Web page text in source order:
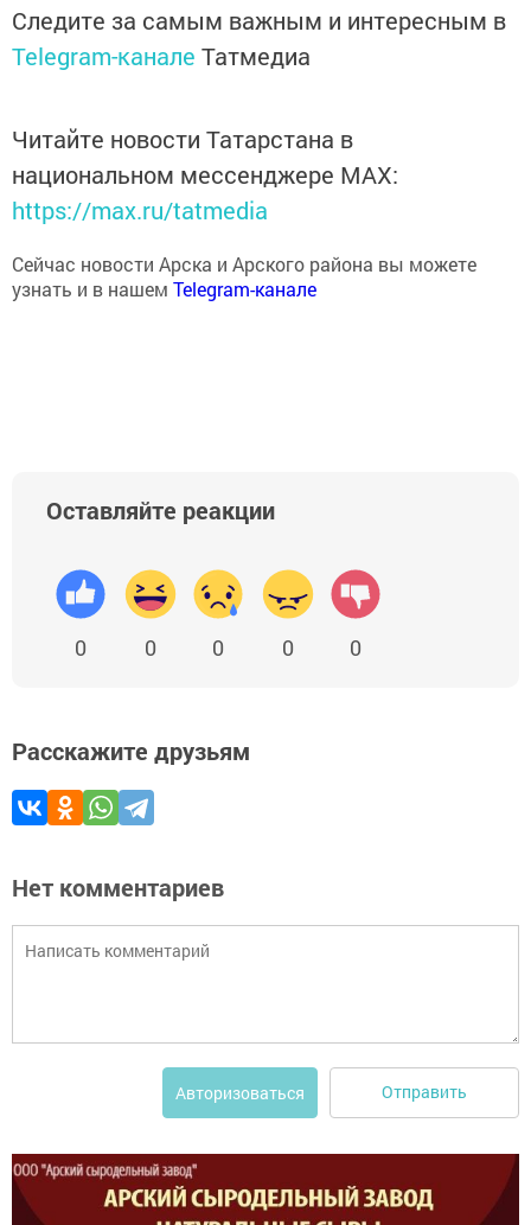
Следите за самым важным и интересным в
Telegram-канале Татмедиа
Читайте новости Татарстана в
национальном мессенджере MАХ:
https://max.ru/tatmedia
Сейчас новости Арска и Арского района вы можете
узнать и в нашем Telegram-канале
Оставляйте реакции
0 0 0 0 0
Расскажите друзьям
Нет комментариев
Авторизоваться Отправить